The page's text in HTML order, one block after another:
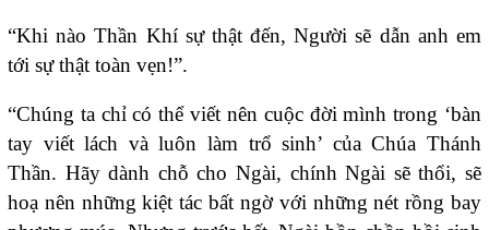
“Khi nào Thần Khí sự thật đến, Người sẽ dẫn anh em
tới sự thật toàn vẹn!”.
“Chúng ta chỉ có thể viết nên cuộc đời mình trong ‘bàn
tay viết lách và luôn làm trổ sinh’ của Chúa Thánh
Thần. Hãy dành chỗ cho Ngài, chính Ngài sẽ thổi, sẽ
hoạ nên những kiệt tác bất ngờ với những nét rồng bay